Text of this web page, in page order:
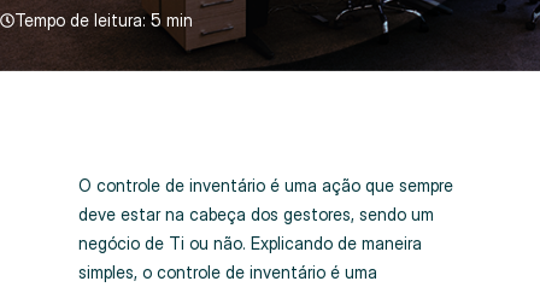
Tempo de leitura:5 min
O controle de inventário é uma ação que sempre
deve estar na cabeça dos gestores, sendo um
negócio de Ti ou não. Explicando de maneira
simples, o controle de inventário é uma